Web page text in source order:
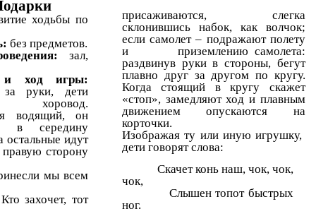
ходьбы по
без предметов.
зал,
и ход игры:
за руки, дети
хоровод.
водящий, он
в середину
остальные идут
сторону
мы всем
тот
присаживаются, слегка
склонившись набок, как волчок;
если самолет – подражают полету
и приземлению самолета:
раздвинув руки в стороны, бегут
плавно друг за другом по кругу.
Когда стоящий в кругу скажет
«стоп», замедляют ход и плавным
движением опускаются на
корточки.
Изображая ту или иную игрушку,
дети говорят слова:
Скачет конь наш, чок, чок,
чок,
Слышен топот быстрых
ног.